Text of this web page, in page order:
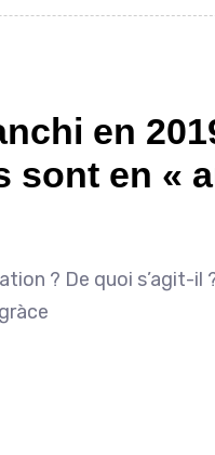
en
sont en «
? De quoi s’agit-il